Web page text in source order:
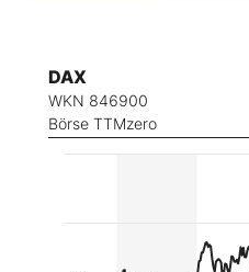
DAX
WKN 846900
Börse TTMzero